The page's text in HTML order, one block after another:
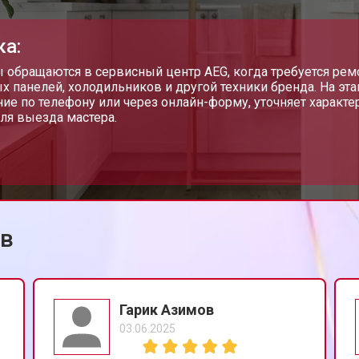
от 70 мин
от 80 мин
обращаются в сервисный центр AEG, когда требуется
панелей, холодильников и другой техники бренда. На
по телефону или через онлайн-форму, уточняет
выезда мастера.
Гарик Азимов
03.06.2025